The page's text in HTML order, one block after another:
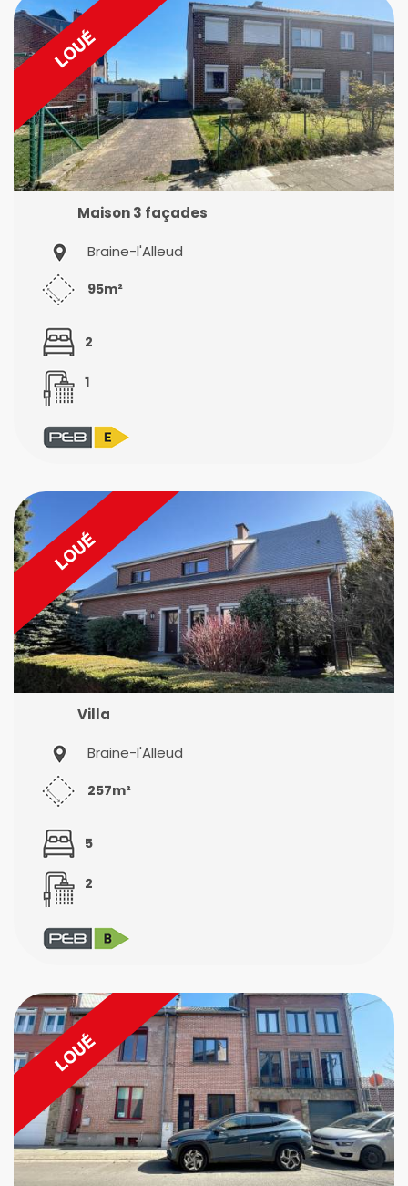
Maison 3 façades
Braine-l'Alleud
95m²
2
1
Villa
Braine-l'Alleud
257m²
5
2